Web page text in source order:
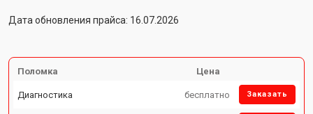
Дата обновления прайса: 16.07.2026
Поломка Цена
Диагностика бесплатно Заказать